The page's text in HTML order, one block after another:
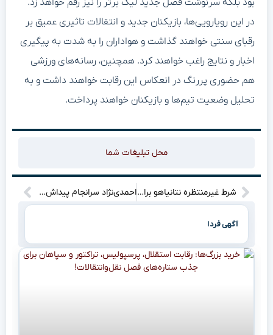
در این رویارویی‌ها، بازیکنان جدید و انتقالات تاثیری عمیق بر
رقبای سنتی خواهند گذاشت و هواداران را به شدت به پیگیری
اخبار و نتایج راغب خواهند کرد. همچنین، رسانه‌های ورزشی
هم حضوری پررنگ در انعکاس این رقابت‌ خواهند داشت و به
تحلیل وضعیت تیم‌ها و بازیکنان خواهند پرداخت.
محل تبلیغات شما
شرط غیرمنتظره نتانیاهو برای رضایت به توافق ایران و آمریکا چیست؟ احمدی‌نژاد سرانجام پیداش شد و بیانیه‌ای منتشر کرد! این چه خبری است؟ بقیه مقاله را از دست ندهید!
آگهی فردا